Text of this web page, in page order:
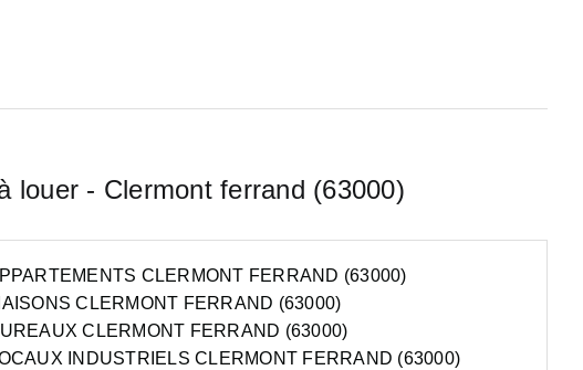
louer - Clermont ferrand (63000)
CLERMONT FERRAND (63000)
CLERMONT FERRAND (63000)
CLERMONT FERRAND (63000)
INDUSTRIELS CLERMONT FERRAND (63000)